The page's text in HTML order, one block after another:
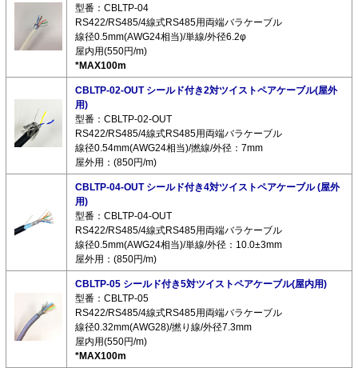
型番：CBLTP-04
RS422/RS485/4線式RS485用両端バラケーブル
線径0.5mm(AWG24相当)/単線/外径6.2φ
屋内用(550円/m)
*MAX100m
CBLTP-02-OUT シールド付き2対ツイストペアケーブル(屋外
用)
型番：CBLTP-02-OUT
RS422/RS485/4線式RS485用両端バラケーブル
線径0.54mm(AWG24相当)/撚線/外径：7mm
屋外用：(850円/m)
CBLTP-04-OUT シールド付き4対ツイストペアケーブル (屋外
用)
型番：CBLTP-04-OUT
RS422/RS485/4線式RS485用両端バラケーブル
線径0.5mm(AWG24相当)/単線/外径：10.0±3mm
屋外用：(850円/m)
CBLTP-05 シールド付き5対ツイストペアケーブル(屋内用)
型番：CBLTP-05
RS422/RS485/4線式RS485用両端バラケーブル
線径0.32mm(AWG28)/撚り線/外径7.3mm
屋内用(550円/m)
*MAX100m